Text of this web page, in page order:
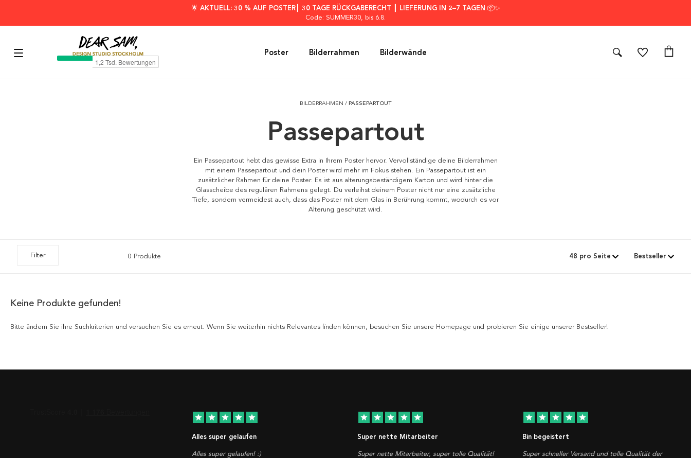
🌟 AKTUELL: 30 % AUF POSTER┃ 30 TAGE RÜCKGABERECHT ┃ LIEFERUNG IN 2–7 TAGEN 📦✨
Code: SUMMER30, bis 6.8.
Poster Bilderrahmen Bilderwände
BILDERRAHMEN / PASSEPARTOUT
Passepartout
Ein Passepartout hebt das gewisse Extra in Ihrem Poster hervor. Vervollständige deine Bilderrahmen
mit einem Passepartout und dein Poster wird mehr im Fokus stehen. Ein Passepartout ist ein
zusätzlicher Rahmen für deine Poster. Es ist aus alterungsbeständigem Karton und wird hinter die
Glasscheibe des regulären Rahmens gelegt. Du verleihst deinem Poster nicht nur eine zusätzliche
Tiefe, sondern vermeidest auch, dass das Poster mit dem Glas in Berührung kommt, wodurch es vor
Alterung geschützt wird.
Filter 0 Produkte
Keine Produkte gefunden!
Bitte ändern Sie ihre Suchkriterien und versuchen Sie es erneut. Wenn Sie weiterhin nichts Relevantes finden können, besuchen Sie unsere Homepage und probieren Sie einige unserer Bestseller!
star star star star star
Alles super gelaufen
Alles super gelaufen! :)
star star star star star
Super nette Mitarbeiter
Super nette Mitarbeiter, super tolle Qualität!
star star star star star
Bin begeistert
Super schneller Versand und tolle Qualität der